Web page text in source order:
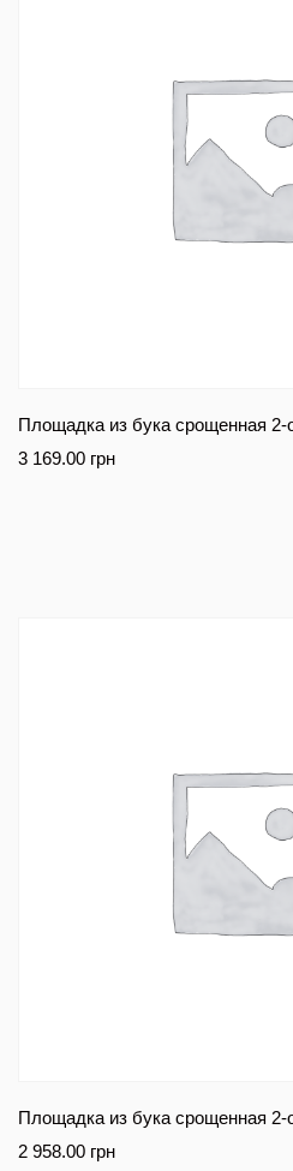
Площадка из бука срощенная 2-
3 169.00 грн
Площадка из бука срощенная 2-
2 958.00 грн